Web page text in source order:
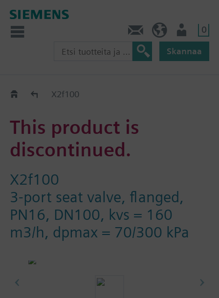
0
Skannaa
Old2NewX2f100
This product is
discontinued.
X2f100
3-port seat valve, flanged,
PN16, DN100, kvs = 160
m3/h, dpmax = 70/300 kPa